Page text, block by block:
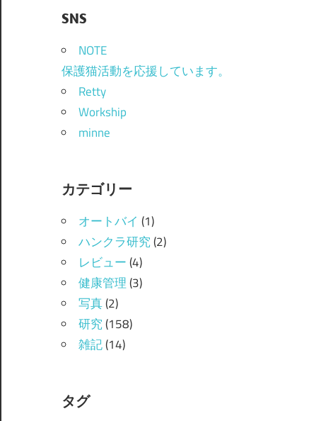
SNS
NOTE
保護猫活動を応援しています。
Retty
Workship
minne
カテゴリー
オートバイ (1)
ハンクラ研究(2)
レビュー(4)
健康管理(3)
写真(2)
研究(158)
雑記(14)
タグ